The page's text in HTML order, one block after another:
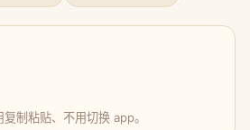
制粘贴、不用切换 app。